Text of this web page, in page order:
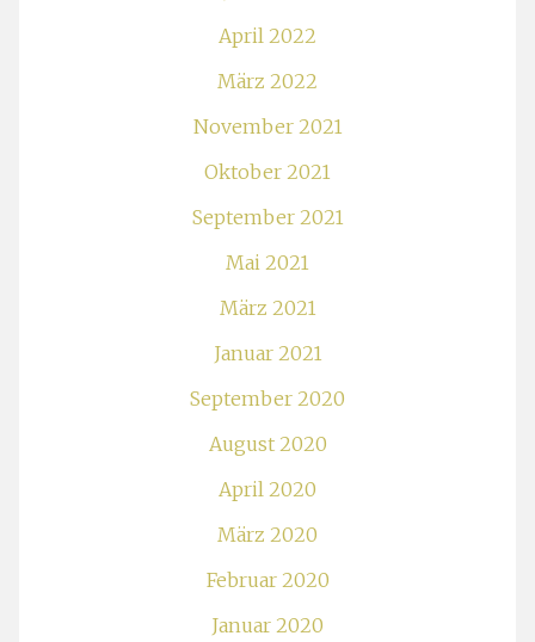
April 2022
März 2022
November 2021
Oktober 2021
September 2021
Mai 2021
März 2021
Januar 2021
September 2020
August 2020
April 2020
März 2020
Februar 2020
Januar 2020